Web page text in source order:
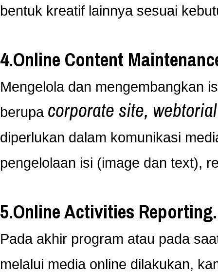
bentuk kreatif lainnya sesuai
4.Online Content
Mengelola dan mengembangkan
berupa corporate site, webtorial
diperlukan dalam komunikasi
pengelolaan isi (image dan text),
5.Online Activities Reporting.
Pada akhir program atau pada
melalui media online dilakukan,